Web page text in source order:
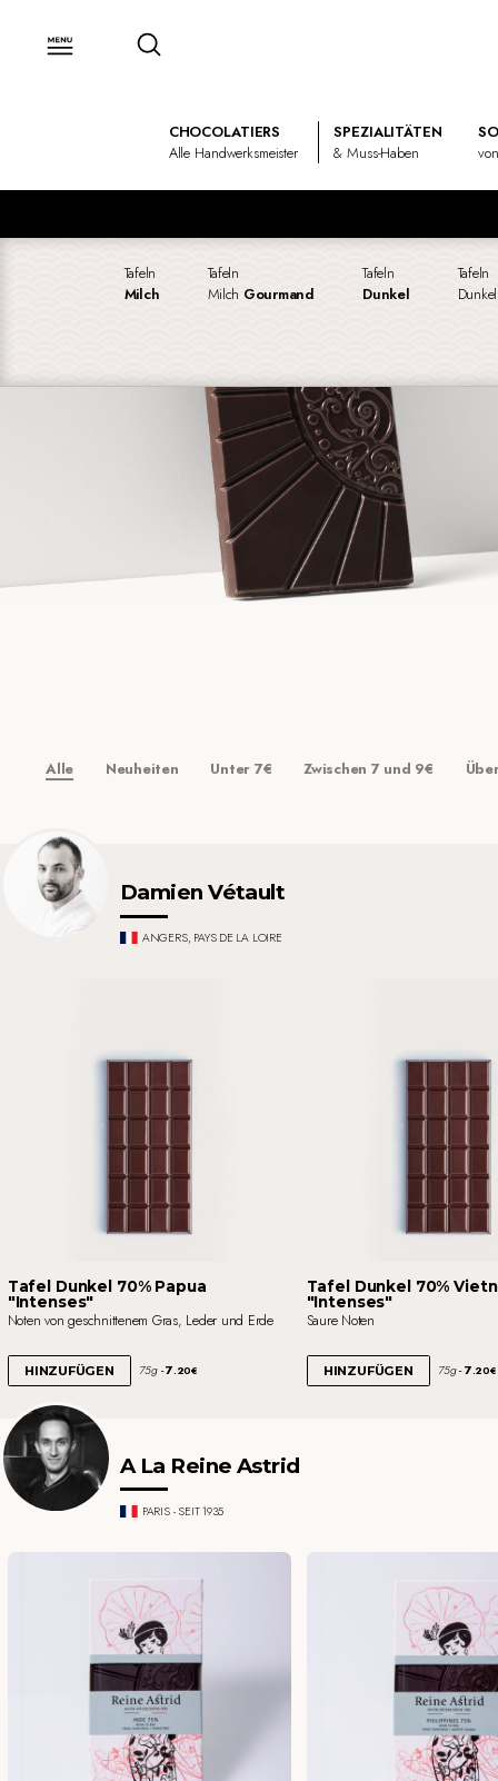
CHOCOLATIERS
Alle Handwerksmeister
SPEZIALITÄTEN
& Muss-Haben
Tafeln
Milch
Tafeln
Milch Gourmand
Tafeln
Dunkel
Tafeln
Alle Neuheiten Unter 7€ Zwischen 7 und 9€
Damien Vétault
ANGERS, PAYS DE LA LOIRE
Tafel Dunkel 70% Papua
"Intenses"
Noten von geschnittenem Gras, Leder und Erde
HINZUFÜGEN 75g 7.20€
Tafel Dunkel 70%
"Intenses"
Saure Noten
HINZUFÜGEN 75g 7.20€
A La Reine Astrid
PARIS - SEIT 1935